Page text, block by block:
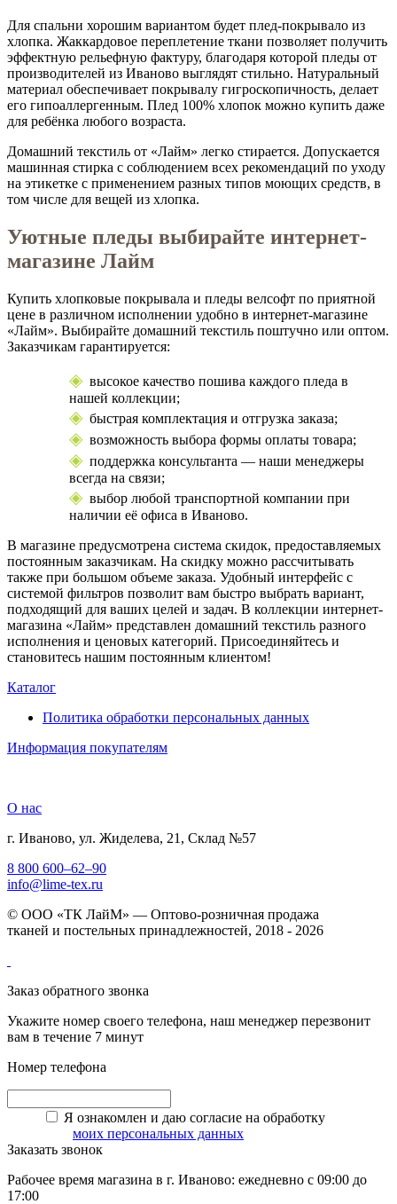
Для спальни хорошим вариантом будет плед-покрывало из
хлопка. Жаккардовое переплетение ткани позволяет получить
эффектную рельефную фактуру, благодаря которой пледы от
производителей из Иваново выглядят стильно. Натуральный
материал обеспечивает покрывалу гигроскопичность, делает
его гипоаллергенным. Плед 100% хлопок можно купить даже
для ребёнка любого возраста.
Домашний текстиль от «Лайм» легко стирается. Допускается
машинная стирка с соблюдением всех рекомендаций по уходу
на этикетке с применением разных типов моющих средств, в
том числе для вещей из хлопка.
Уютные пледы выбирайте интернет-
магазине Лайм
Купить хлопковые покрывала и пледы велсофт по приятной
цене в различном исполнении удобно в интернет-магазине
«Лайм». Выбирайте домашний текстиль поштучно или оптом.
Заказчикам гарантируется:
высокое качество пошива каждого пледа в
нашей коллекции;
быстрая комплектация и отгрузка заказа;
возможность выбора формы оплаты товара;
поддержка консультанта — наши менеджеры
всегда на связи;
выбор любой транспортной компании при
наличии её офиса в Иваново.
В магазине предусмотрена система скидок, предоставляемых
постоянным заказчикам. На скидку можно рассчитывать
также при большом объеме заказа. Удобный интерфейс с
системой фильтров позволит вам быстро выбрать вариант,
подходящий для ваших целей и задач. В коллекции интернет-
магазина «Лайм» представлен домашний текстиль разного
исполнения и ценовых категорий. Присоединяйтесь и
становитесь нашим постоянным клиентом!
Каталог
Политика обработки персональных данных
Информация покупателям
О нас
г. Иваново, ул. Жиделева, 21, Склад №57
8 800 600–62–90
info@lime-tex.ru
© ООО «ТК ЛайМ» — Оптово-розничная продажа
тканей и постельных принадлежностей, 2018 - 2026
Заказ обратного звонка
Укажите номер своего телефона, наш менеджер перезвонит
вам в течение 7 минут
Номер телефона
Я ознакомлен и даю согласие на обработку
моих персональных данных
Заказать звонок
Рабочее время магазина в г. Иваново: ежедневно с 09:00 до
17:00